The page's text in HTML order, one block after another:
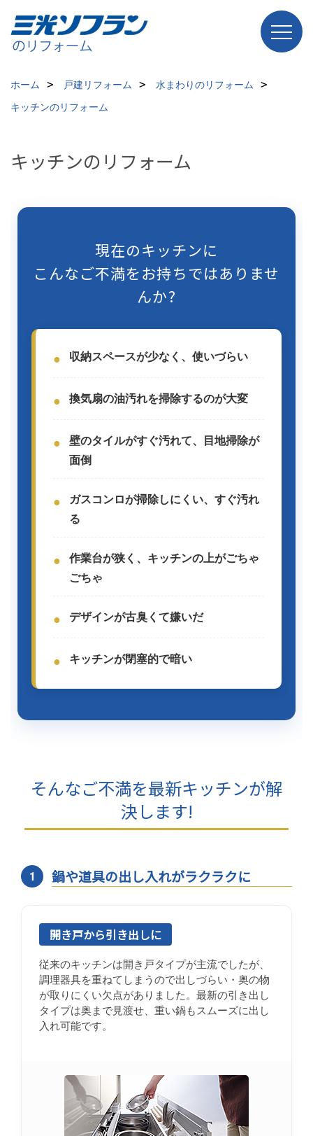
ホーム 戸建リフォーム
水まわりのリフォーム
キッチンのリフォーム
キッチンのリフォーム
現在のキッチンに
こんなご不満をお持ちではありませ
んか?
● 収納スペースが少なく、使いづらい
● 換気扇の油汚れを掃除するのが大変
● 壁のタイルがすぐ汚れて、目地掃除が
面倒
●
ガスコンロが掃除しにくい、すぐ汚れ
る
● 作業台が狭く、キッチンの上がごちゃ
ごちゃ
● デザインが古臭くて嫌いだ
● キッチンが閉塞的で暗い
そんなご不満を最新キッチンが解
決します!
1 鍋や道具の出し入れがラクラクに
開き戸から引き出しに
従来のキッチンは開き戸タイプが主流でしたが、
調理器具を重ねてしまうので出しづらい・奥の物
が取りにくい欠点がありました。最新の引き出し
タイプは奥まで見渡せ、重い鍋もスムーズに出し
入れ可能です。